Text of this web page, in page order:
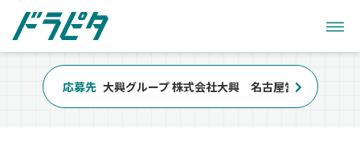
応募先 大興グループ 株式会社大興 名古屋営業所